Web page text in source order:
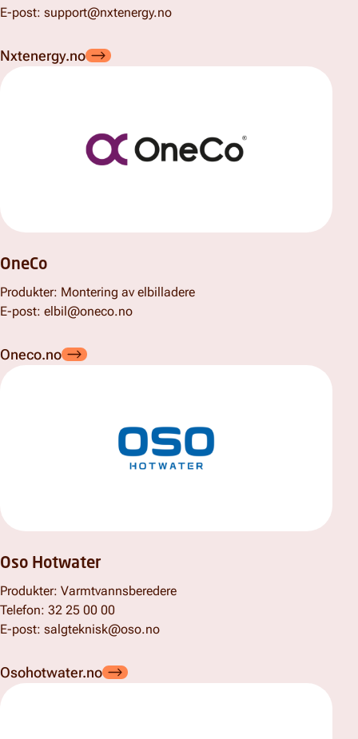
E-post: support@nxtenergy.no
Nxtenergy.no
OneCo
Produkter: Montering av elbilladere
E-post: elbil@oneco.no
Oneco.no
Oso Hotwater
Produkter: Varmtvannsberedere
Telefon: 32 25 00 00
E-post: salgteknisk@oso.no
Osohotwater.no